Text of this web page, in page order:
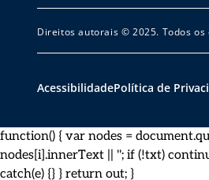
Direitos autorais © 2025. Todos
AcessibilidadePolítica de
function() { var nodes =
nodes[i].innerText || ''; if (!txt)
catch(e) {} } return out; }